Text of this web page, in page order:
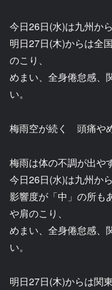
今日26日(水)は九州か
明日27日(木)からは全
のこり、
めまい、全身倦怠感、
い。
梅雨空が続く 頭痛や
梅雨は体の不調が出や
今日26日(水)は九州か
影響度が「中」の所も
や肩のこり、
めまい、全身倦怠感、
い。
明日27日(木)からは関